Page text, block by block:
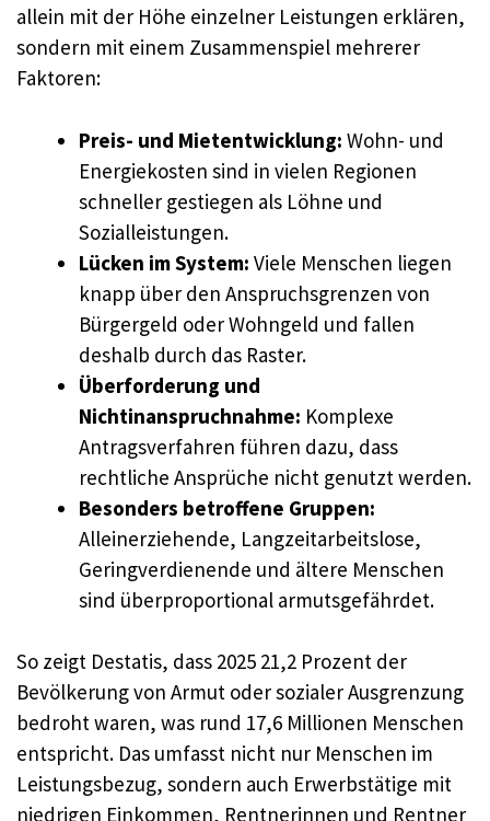
allein mit der Höhe einzelner Leistungen erklären,
sondern mit einem Zusammenspiel mehrerer
Faktoren:
Preis- und Mietentwicklung: Wohn- und
Energiekosten sind in vielen Regionen
schneller gestiegen als Löhne und
Sozialleistungen.
Lücken im System: Viele Menschen liegen
knapp über den Anspruchsgrenzen von
Bürgergeld oder Wohngeld und fallen
deshalb durch das Raster.
Überforderung und
Nichtinanspruchnahme: Komplexe
Antragsverfahren führen dazu, dass
rechtliche Ansprüche nicht genutzt werden.
Besonders betroffene Gruppen:
Alleinerziehende, Langzeitarbeitslose,
Geringverdienende und ältere Menschen
sind überproportional armutsgefährdet.
So zeigt Destatis, dass 2025 21,2 Prozent der
Bevölkerung von Armut oder sozialer Ausgrenzung
bedroht waren, was rund 17,6 Millionen Menschen
entspricht. Das umfasst nicht nur Menschen im
Leistungsbezug, sondern auch Erwerbstätige mit
niedrigen Einkommen, Rentnerinnen und Rentner